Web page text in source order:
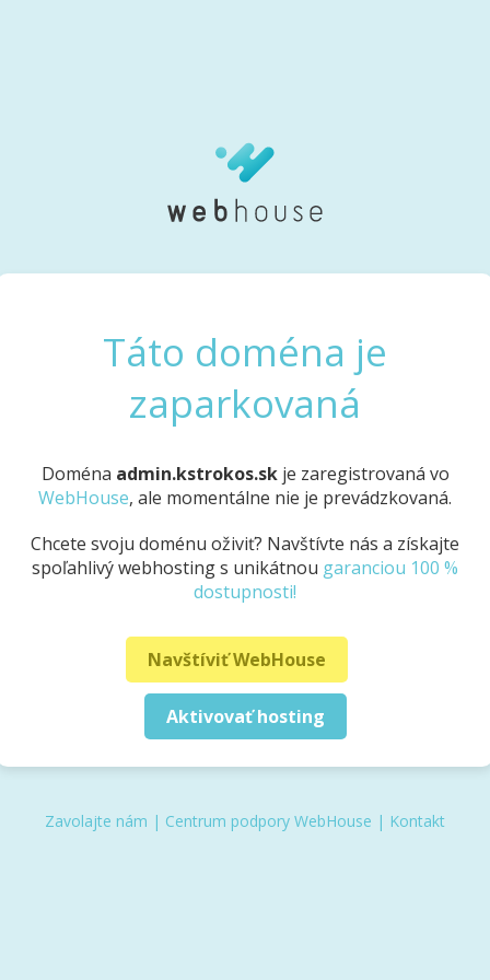
Táto doména je
zaparkovaná
Doména admin.kstrokos.skje zaregistrovaná vo
WebHouse, ale momentálne nie je prevádzkovaná.
Chcete svoju doménu oživiť? Navštívte nás a získajte
spoľahlivý webhosting s unikátnou garanciou 100 %
dostupnosti!
Navštíviť WebHouse
Aktivovať hosting
Zavolajte nám | Centrum podpory WebHouse | Kontakt